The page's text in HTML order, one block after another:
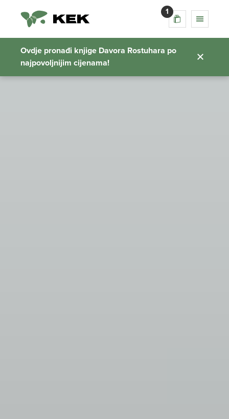
1
Ovdje pronađi knjige Davora Rostuhara po
najpovoljnijim cijenama!